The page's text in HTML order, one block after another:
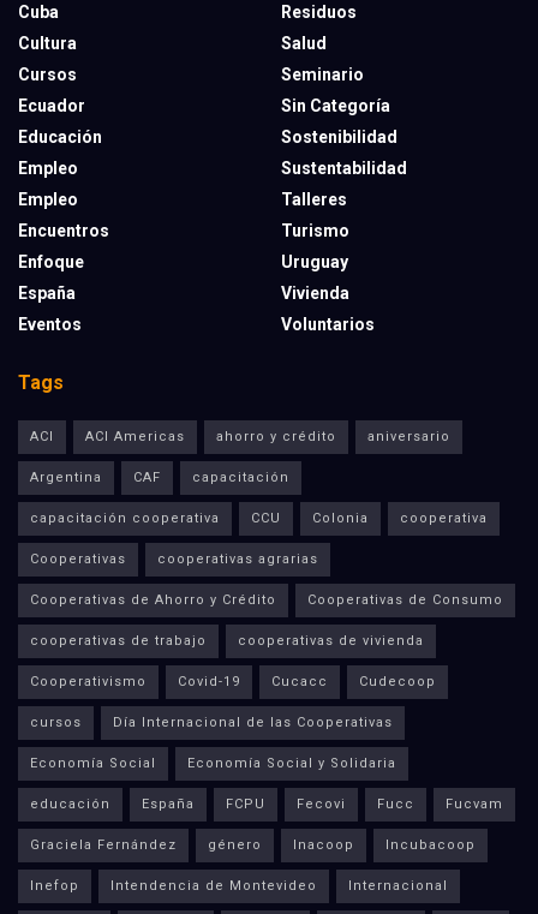
Cuba
Cultura
Cursos
Ecuador
Educación
Empleo
Empleo
Encuentros
Enfoque
España
Eventos
Residuos
Salud
Seminario
Sin Categoría
Sostenibilidad
Sustentabilidad
Talleres
Turismo
Uruguay
Vivienda
Voluntarios
Tags
ACI ACI Americas ahorro y crédito aniversario
Argentina CAF capacitación
capacitación cooperativa CCU Colonia cooperativa
Cooperativas cooperativas agrarias
Cooperativas de Ahorro y Crédito Cooperativas de Consumo
cooperativas de trabajo cooperativas de vivienda
Cooperativismo Covid-19 Cucacc Cudecoop
cursos Día Internacional de las Cooperativas
Economía Social Economía Social y Solidaria
educación España FCPU Fecovi Fucc Fucvam
Graciela Fernández género Inacoop Incubacoop
Inefop Intendencia de Montevideo Internacional